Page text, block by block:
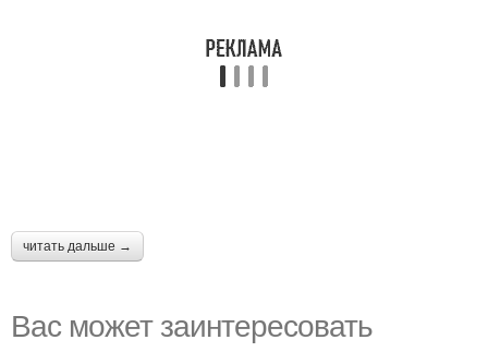
читать дальше →
Вас может заинтересовать